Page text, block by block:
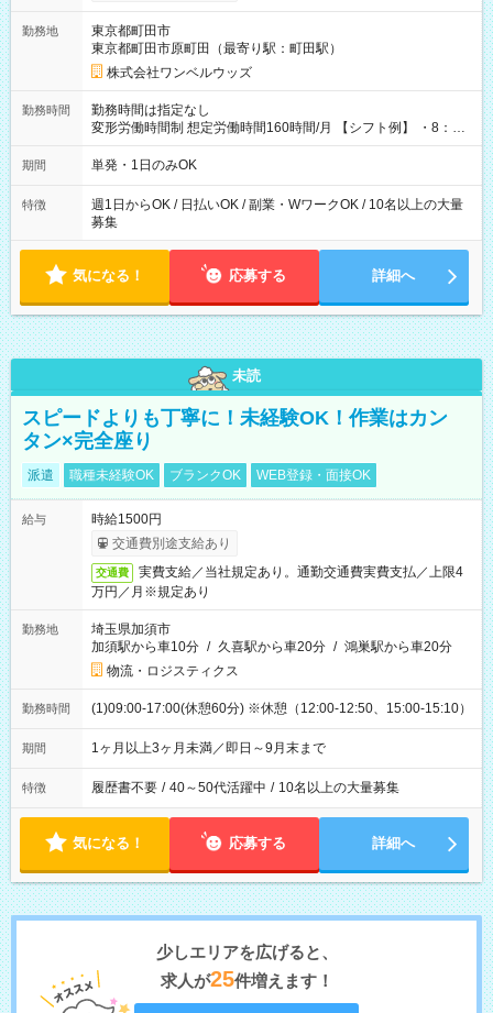
勤務地
東京都町田市
東京都町田市原町田（最寄り駅：町田駅）
株式会社ワンベルウッズ
勤務時間
勤務時間は指定なし
変形労働時間制 想定労働時間160時間/月 【シフト例】 ・8：00
～21：00
期間 単発・1日のみOK
特徴
週1日からOK / 日払いOK / 副業・WワークOK / 10名以上の大量
募集
気になる！ 応募する 詳細へ
未読
スピードよりも丁寧に！未経験OK！作業はカン
タン×完全座り
派遣 職種未経験OK ブランクOK WEB登録・面接OK
給与
時給1500円
交通費別途支給あり
交通費
実費支給／当社規定あり。通勤交通費実費支払／上限4
万円／月※規定あり
勤務地
埼玉県加須市
加須駅から車10分 / 久喜駅から車20分 / 鴻巣駅から車20分
物流・ロジスティクス
勤務時間 (1)09:00-17:00(休憩60分) ※休憩（12:00-12:50、15:00-15:10）
期間 1ヶ月以上3ヶ月未満／即日～9月末まで
特徴 履歴書不要 / 40～50代活躍中 / 10名以上の大量募集
気になる！ 応募する 詳細へ
少しエリアを広げると、
求人が25件増えます！